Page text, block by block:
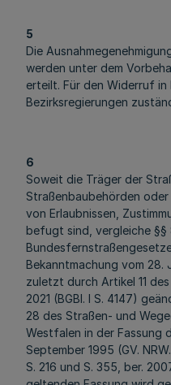
5
Die
werden unter dem
erteilt. Für den Widerruf in
Bezirksregierungen
6
Soweit die Träger der
Straßenbaubehörden
von Erlaubnissen,
befugt sind, vergleiche §§
Bekanntmachung vom 28.
zuletzt durch Artikel 11
2021 (BGBl. I S. 4147)
28 des Straßen- und
Westfalen in der Fassung
September 1995 (GV.
S. 216 und S. 355, ber.